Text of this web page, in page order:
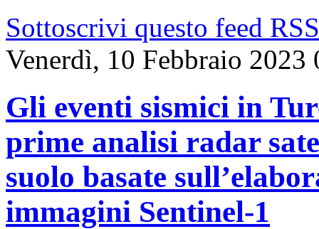
Sottoscrivi questo feed RSS
Venerdì, 10 Febbraio 2023
Gli eventi sismici in
prime analisi radar
suolo basate
immagini Sentinel-1